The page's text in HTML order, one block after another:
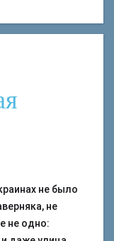
не было
не
не одно: